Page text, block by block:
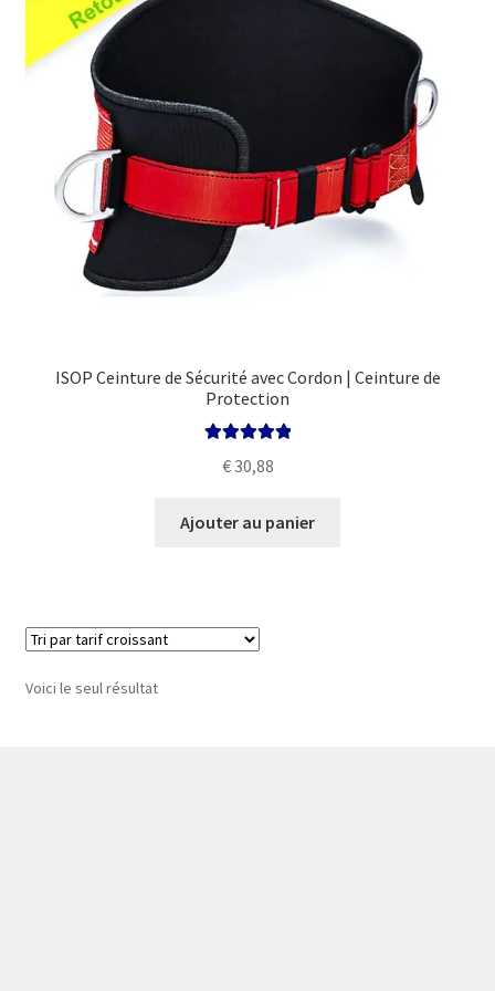
Politique
ISOP Ceinture de Sécurité avec Cordon | Ceinture de
Protection
€30,88
Ajouter au panier
Voici le seul résultat